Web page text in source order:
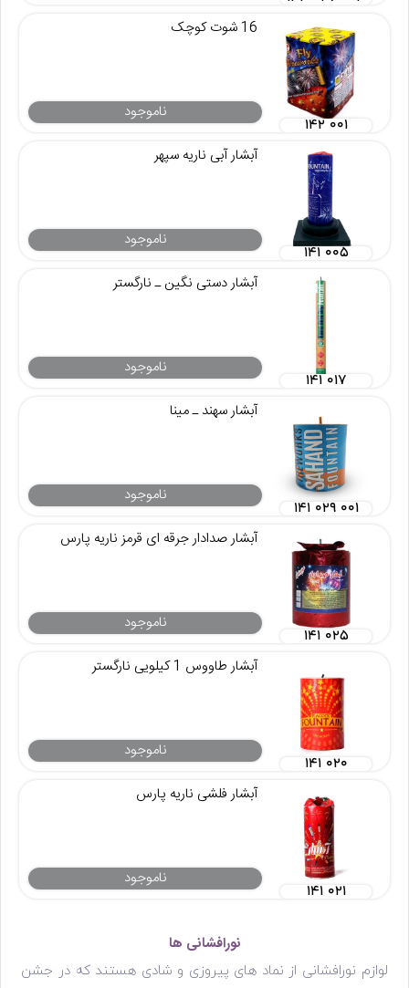
16 شوت کوچک
ناموجود
۱۴۲ ۰۰۱
آبشار آبی ناریه سپهر
ناموجود
۱۴۱ ۰۰۵
آبشار دستی نگین ـ نارگستر
ناموجود
۱۴۱ ۰۱۷
آبشار سهند ـ مینا
ناموجود
۱۴۱ ۰۲۹ ۰۰۱
آبشار صدادار جرقه ای قرمز ناریه پارس
ناموجود
۱۴۱ ۰۲۵
آبشار طاووس 1 کیلویی نارگستر
ناموجود
۱۴۱ ۰۲۰
آبشار فلشی ناریه پارس
ناموجود
۱۴۱ ۰۲۱
نورافشانی ها
لوازم نورافشانی از نماد های پیروزی و شادی هستند که در جشن